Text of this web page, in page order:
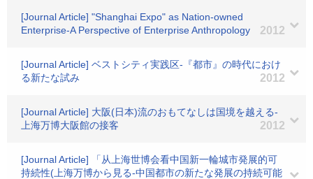
[Journal Article] "Shanghai Expo" as Nation-owned
Enterprise-A Perspective of Enterprise Anthropology
2012
[Journal Article] ベストシティ実践区-『都市』の時代におけ
る新たな試み
2012
[Journal Article] 大阪(日本)流のおもてなしは国境を越える-
上海万博大阪館の接客
2012
[Journal Article] 「从上海世博会看中国新一輪城市発展的可
持続性(上海万博から見る-中国都市の新たな発展の持続可能